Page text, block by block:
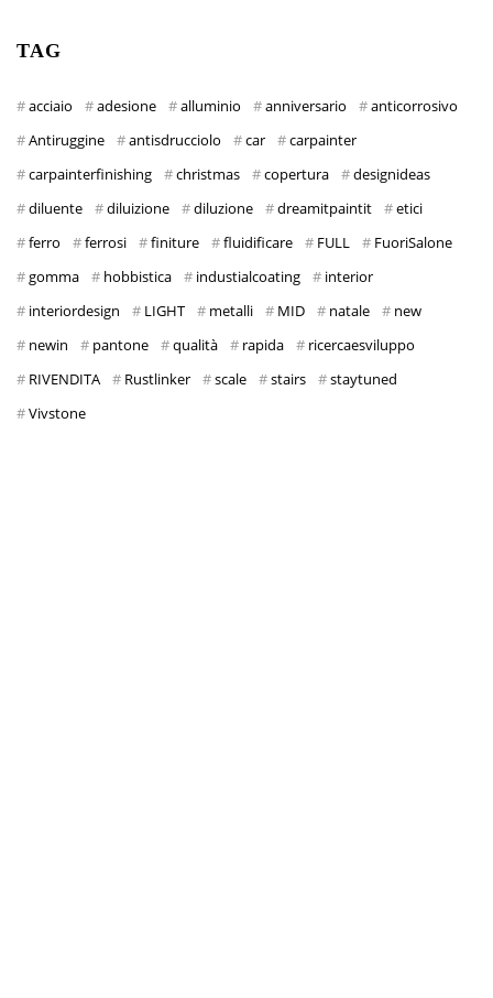
TAG
acciaio adesione alluminio anniversario
anticorrosivo
Antiruggine
antisdrucciolo car
carpainter
carpainterfinishing
christmas copertura
designideas
diluente
diluizione diluzione dreamitpaintit
etici
ferro
ferrosi finiture fluidificare FULL
FuoriSalone
gomma
hobbistica industialcoating
interior
interiordesign
LIGHT metalli MID natale
new
newin
pantone qualità rapida
ricercaesviluppo
RIVENDITA
Rustlinker scale stairs
staytuned
Vivstone